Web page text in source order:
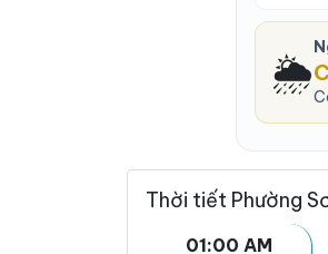
🌦️
Thời tiết Phường
01:00 AM